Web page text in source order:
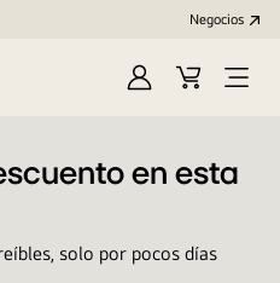
Negocios
IniciarCarritoOpen
en esta
solo por pocos días